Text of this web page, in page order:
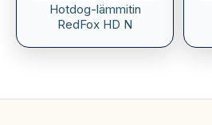
Hotdog-lämmitin
RedFox HD N